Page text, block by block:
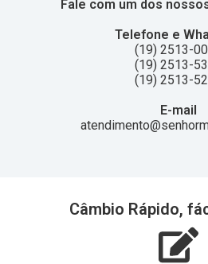
Fale com um dos
Telefone e
(19) 2513-
(19) 2513-
(19) 2513-
E-mail
Câmbio Rápido,